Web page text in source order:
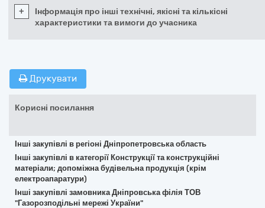
+
Інформація про інші технічні, якісні та кількісні
характеристики та вимоги до учасника
Друкувати
Корисні посилання
Інші закупівлі в регіоні Дніпропетровська область
Інші закупівлі в категорії Конструкції та конструкційні
матеріали; допоміжна будівельна продукція (крім
електроапаратури)
Інші закупівлі замовника Дніпровська філія ТОВ
"Газорозподільні мережі України"